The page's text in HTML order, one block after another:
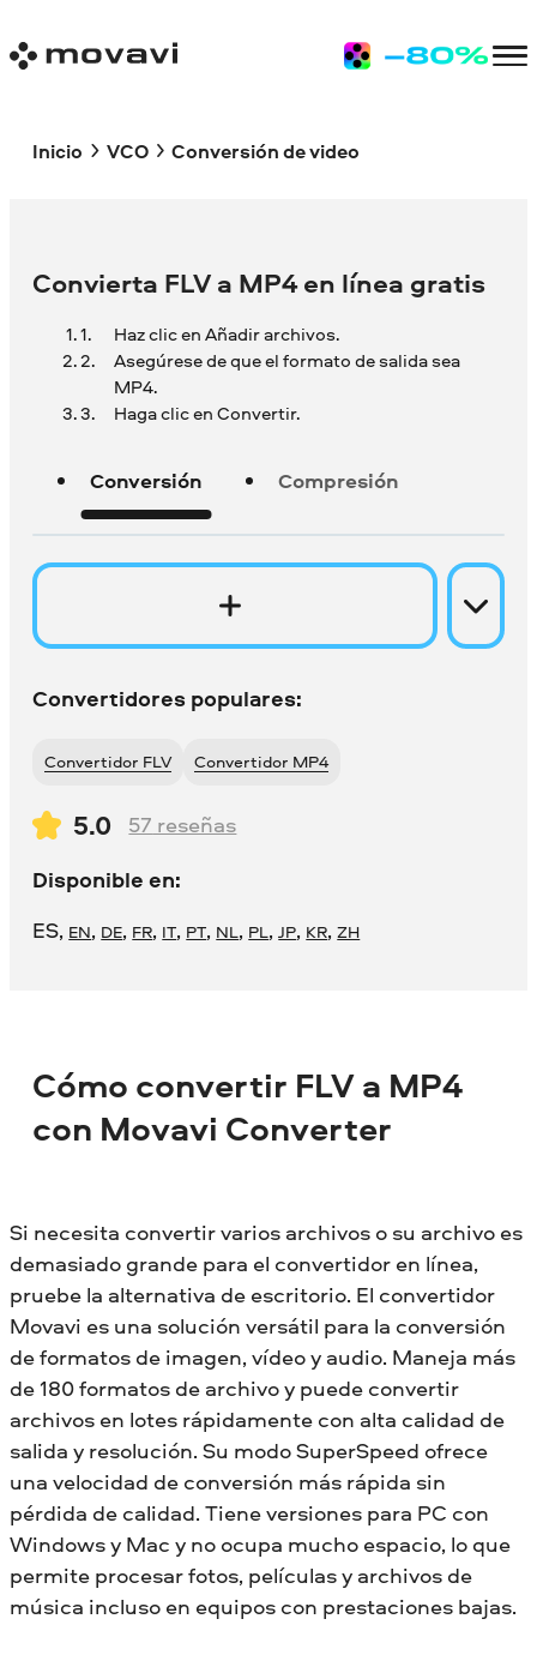
Inicio VCO Conversión de video
Convierta FLV a MP4 en línea gratis
Haz clic en Añadir archivos.
Asegúrese de que el formato de salida sea
MP4.
Haga clic en Convertir.
Conversión Compresión
Convertidores populares:
Convertidor FLV Convertidor MP4
5.0 57 reseñas
Disponible en:
ES, EN, DE, FR, IT, PT, NL, PL,JP, KR,ZH
Cómo convertir FLV a MP4
con Movavi Converter
Si necesita convertir varios archivos o su archivo es
demasiado grande para el convertidor en línea,
pruebe la alternativa de escritorio. El convertidor
Movavi es una solución versátil para la conversión
de formatos de imagen, vídeo y audio. Maneja más
de 180 formatos de archivo y puede convertir
archivos en lotes rápidamente con alta calidad de
salida y resolución. Su modo SuperSpeed ofrece
una velocidad de conversión más rápida sin
pérdida de calidad. Tiene versiones para PC con
Windows y Mac y no ocupa mucho espacio, lo que
permite procesar fotos, películas y archivos de
música incluso en equipos con prestaciones bajas.